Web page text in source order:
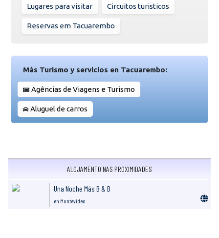
Lugares para visitar Circuitos turisticos
Reservas em Tacuarembo
Más Turismo y servicios en Tacuarembo:
Agências de Viagens e Turismo
Aluguel de carros
ALOJAMENTO NAS PROXIMIDADES
Una Noche Más B & B
en Montevideo